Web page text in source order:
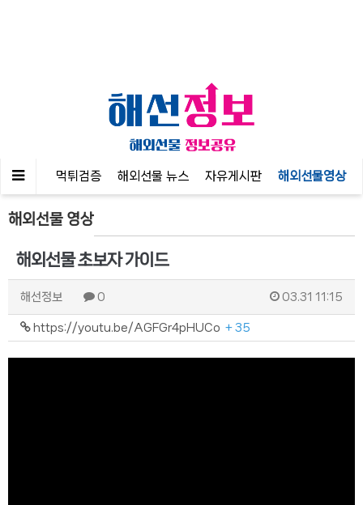
지사항 먹튀검증 해외선물 뉴스 자유게시판 해외선물영상
해외선물 영상
해외선물 초보자 가이드
해선정보 0 03.31 11:15
https://youtu.be/AGFGr4pHUCo + 35